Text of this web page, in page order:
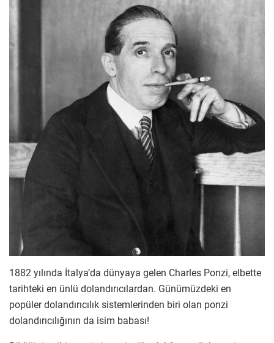
1882 yılında İtalya’da dünyaya gelen Charles Ponzi, elbette
tarihteki en ünlü dolandırıcılardan. Günümüzdeki en
popüler dolandırıcılık sistemlerinden biri olan ponzi
dolandırıcılığının da isim babası!